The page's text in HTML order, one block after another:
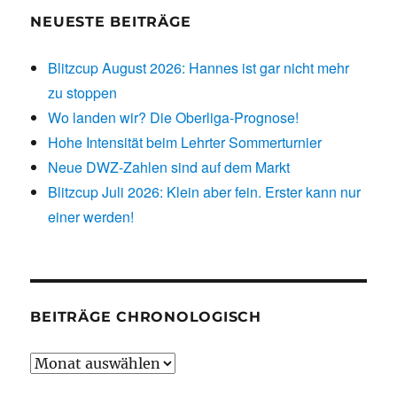
NEUESTE BEITRÄGE
Blitzcup August 2026: Hannes ist gar nicht mehr
zu stoppen
Wo landen wir? Die Oberliga-Prognose!
Hohe Intensität beim Lehrter Sommerturnier
Neue DWZ-Zahlen sind auf dem Markt
Blitzcup Juli 2026: Klein aber fein. Erster kann nur
einer werden!
BEITRÄGE CHRONOLOGISCH
Beiträge